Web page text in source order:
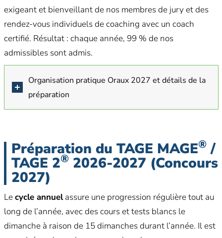
exigeant et bienveillant de nos membres de jury et des
rendez-vous individuels de coaching avec un coach
certifié. Résultat : chaque année, 99 % de nos
admissibles sont admis.
Organisation pratique Oraux 2027 et détails de la
préparation
Préparation du TAGE MAGE®/
TAGE 2®2026-2027 (Concours
2027)
Lecycle annuelassure une progression régulière tout au
long de l’année, avec des cours et tests blancs le
dimanche à raison de 15 dimanches durant l’année. Il est